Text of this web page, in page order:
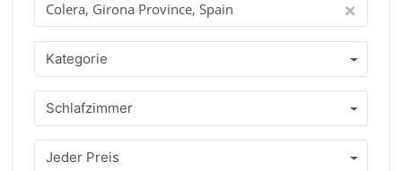
und Sie können unsere Agenten jederzeit kontaktieren,
wenn Sie Fragen haben. Unsere Leidenschaft ist, Ihr
Traumhaus für Sie zu finden! Warum mit IMMO ABROAD
kaufen? Profitieren Sie von über 15 Jahren Erfahrung mit
einem Team von Agenten, die Ihre Sprache sprechen und die
Regeln und Richtlinien des Landes kennen, wo Sie Ihre
immobilien kaufen möchten. Eine Reihe von gepflegten
immobilien, gelegen in Colera, Girona Province, Spain oder
Kategorie
Schlafzimmer
Jeder Preis